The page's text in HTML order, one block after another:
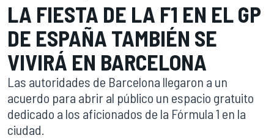
LA FIESTA DE LA F1 EN EL GP
DE ESPAÑA TAMBIÉN SE
VIVIRÁ EN BARCELONA
Las autoridades de Barcelona llegaron a un
acuerdo para abrir al público un espacio gratuito
dedicado a los aficionados de la Fórmula 1 en la
ciudad.